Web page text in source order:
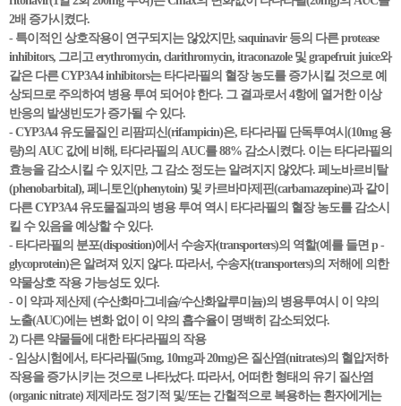
2배 증가시켰다.
- 특이적인 상호작용이 연구되지는 않았지만, saquinavir 등의 다른 protease
inhibitors, 그리고 erythromycin, clarithromycin, itraconazole 및 grapefruit juice와
같은 다른 CYP3A4 inhibitors는 타다라필의 혈장 농도를 증가시킬 것으로 예
상되므로 주의하여 병용 투여 되어야 한다. 그 결과로서 4항에 열거한 이상
반응의 발생빈도가 증가될 수 있다.
- CYP3A4 유도물질인 리팜피신(rifampicin)은, 타다라필 단독투여시(10mg 용
량)의 AUC 값에 비해, 타다라필의 AUC를 88% 감소시켰다. 이는 타다라필의
효능을 감소시킬 수 있지만, 그 감소 정도는 알려지지 않았다. 페노바르비탈
(phenobarbital), 페니토인(phenytoin) 및 카르바마제핀(carbamazepine)과 같이
다른 CYP3A4 유도물질과의 병용 투여 역시 타다라필의 혈장 농도를 감소시
킬 수 있음을 예상할 수 있다.
- 타다라필의 분포(disposition)에서 수송자(transporters)의 역할(예를 들면 p -
glycoprotein)은 알려져 있지 않다. 따라서, 수송자(transporters)의 저해에 의한
약물상호 작용 가능성도 있다.
- 이 약과 제산제 (수산화마그네슘/수산화알루미늄)의 병용투여시 이 약의
노출(AUC)에는 변화 없이 이 약의 흡수율이 명백히 감소되었다.
2) 다른 약물들에 대한 타다라필의 작용
- 임상시험에서, 타다라필(5mg, 10mg과 20mg)은 질산염(nitrates)의 혈압저하
작용을 증가시키는 것으로 나타났다. 따라서, 어떠한 형태의 유기 질산염
(organic nitrate) 제제라도 정기적 및/또는 간헐적으로 복용하는 환자에게는